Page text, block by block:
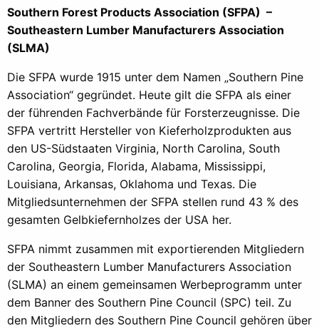
Southern Forest Products Association (SFPA) –
Southeastern Lumber Manufacturers Association
(SLMA)
Die SFPA wurde 1915 unter dem Namen „Southern Pine
Association“ gegründet. Heute gilt die SFPA als einer
der führenden Fachverbände für Forsterzeugnisse. Die
SFPA vertritt Hersteller von Kieferholzprodukten aus
den US-Südstaaten Virginia, North Carolina, South
Carolina, Georgia, Florida, Alabama, Mississippi,
Louisiana, Arkansas, Oklahoma und Texas. Die
Mitgliedsunternehmen der SFPA stellen rund 43 % des
gesamten Gelbkiefernholzes der USA her.
SFPA nimmt zusammen mit exportierenden Mitgliedern
der Southeastern Lumber Manufacturers Association
(SLMA) an einem gemeinsamen Werbeprogramm unter
dem Banner des Southern Pine Council (SPC) teil. Zu
den Mitgliedern des Southern Pine Council gehören über